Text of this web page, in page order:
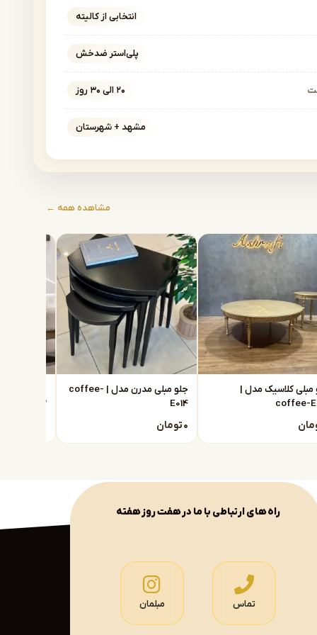
انتخابی از کالیته
پلی‌استر ضدخش
۲۰ الی ۳۰ روز
مشهد + شهرستان
مشاهده همه ←
مبلی کلاسیک مدل |
coffee-
جلو مبلی مدرن مدل | coffee-
E014
تومان۰
E013
راه های ارتباطی با ما در هفت روز هفته
تماس مبلمان